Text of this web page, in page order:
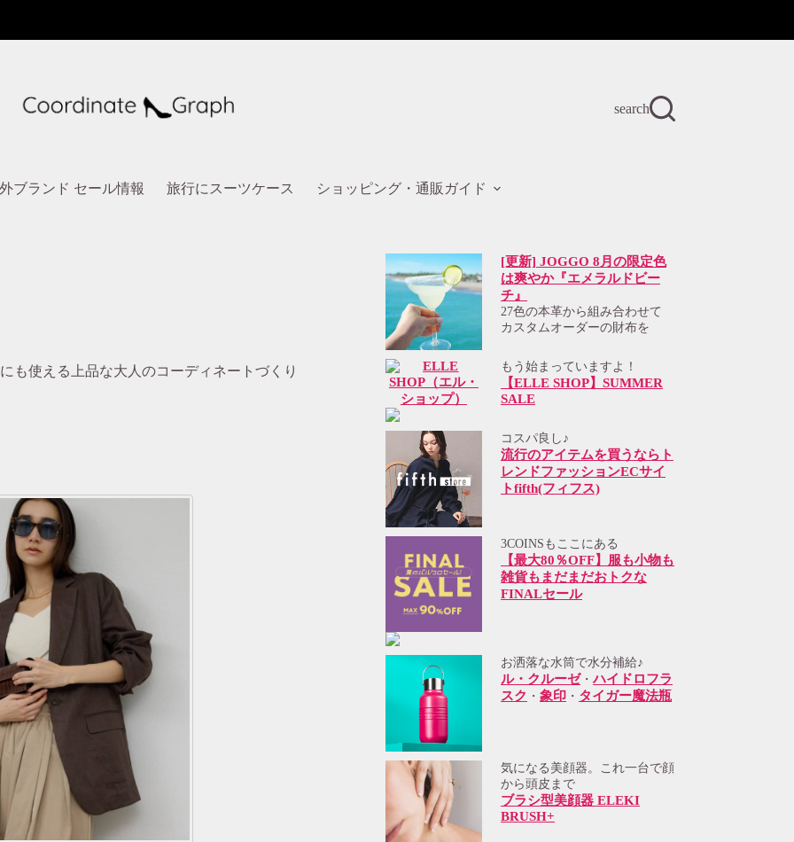
search
ブランド セール情報 旅行にスーツケース ショッピング・通販ガイド
も使える上品な大人のコーディネートづくり
[更新] JOGGO 8月の限定色
は爽やか『エメラルドビー
チ』
27色の本革から組み合わせて
カスタムオーダーの財布を
もう始まっていますよ！
【ELLE SHOP】SUMMER
SALE
コスパ良し♪
流行のアイテムを買うならト
レンドファッションECサイ
トfifth(フィフス)
3COINSもここにある
【最大80％OFF】服も小物も
雑貨もまだまだおトクな
FINALセール
お洒落な水筒で水分補給♪
ル・クルーゼ・ハイドロフラ
スク ・象印 ・ タイガー魔法瓶
気になる美顔器。これ一台で顔
から頭皮まで
ブラシ型美顔器 ELEKI
BRUSH+